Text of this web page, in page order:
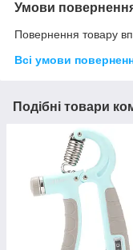
Умови
Повернення товару
Всі умови
Подібні товари